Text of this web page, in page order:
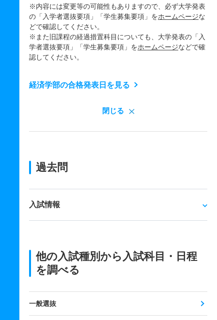
※内容には変更等の可能性もありますので、必ず大学発表
の「入学者選抜要項」「学生募集要項」をホームページな
どで確認してください。
※また旧課程の経過措置科目についても、大学発表の「入
学者選抜要項」「学生募集要項」をホームページなどで確
認してください。
経済学部の合格発表日を見る
閉じる
過去問
入試情報
他の入試種別から入試科目・日程
を調べる
一般選抜